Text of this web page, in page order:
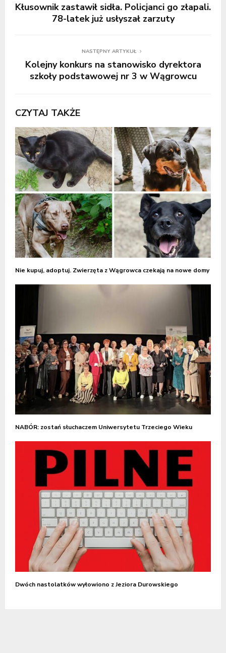
Kłusownik zastawił sidła. Policjanci go złapali.
78-latek już usłyszał zarzuty
NASTĘPNY ARTYKUŁ
Kolejny konkurs na stanowisko dyrektora
szkoły podstawowej nr 3 w Wągrowcu
CZYTAJ TAKŻE
Nie kupuj, adoptuj. Zwierzęta z Wągrowca czekają na nowe domy
NABÓR: zostań słuchaczem Uniwersytetu Trzeciego Wieku
Dwóch nastolatków wyłowiono z Jeziora Durowskiego